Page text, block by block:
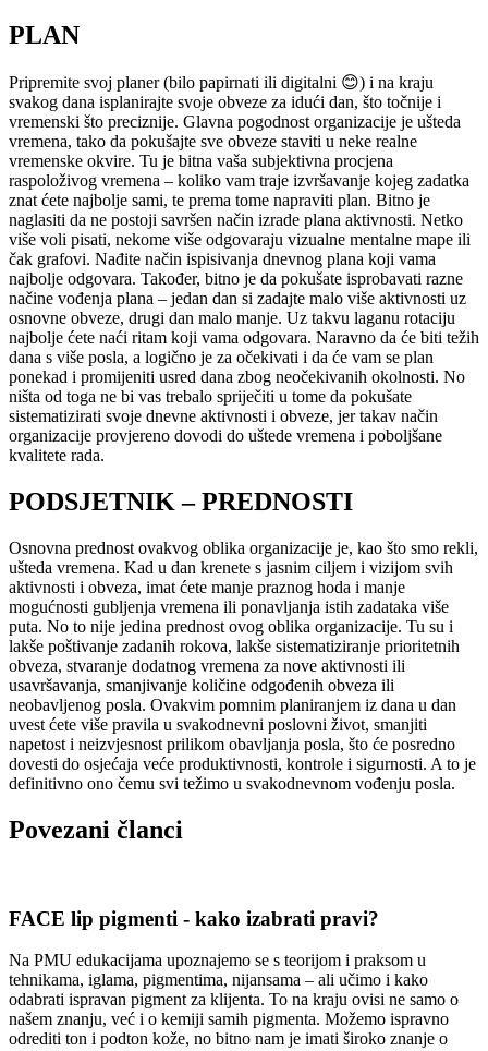
PLAN
Pripremite svoj planer (bilo papirnati ili digitalni 😊) i na kraju
svakog dana isplanirajte svoje obveze za idući dan, što točnije i
vremenski što preciznije. Glavna pogodnost organizacije je ušteda
vremena, tako da pokušajte sve obveze staviti u neke realne
vremenske okvire. Tu je bitna vaša subjektivna procjena
raspoloživog vremena – koliko vam traje izvršavanje kojeg zadatka
znat ćete najbolje sami, te prema tome napraviti plan. Bitno je
naglasiti da ne postoji savršen način izrade plana aktivnosti. Netko
više voli pisati, nekome više odgovaraju vizualne mentalne mape ili
čak grafovi. Nađite način ispisivanja dnevnog plana koji vama
najbolje odgovara. Također, bitno je da pokušate isprobavati razne
načine vođenja plana – jedan dan si zadajte malo više aktivnosti uz
osnovne obveze, drugi dan malo manje. Uz takvu laganu rotaciju
najbolje ćete naći ritam koji vama odgovara. Naravno da će biti težih
dana s više posla, a logično je za očekivati i da će vam se plan
ponekad i promijeniti usred dana zbog neočekivanih okolnosti. No
ništa od toga ne bi vas trebalo spriječiti u tome da pokušate
sistematizirati svoje dnevne aktivnosti i obveze, jer takav način
organizacije provjereno dovodi do uštede vremena i poboljšane
kvalitete rada.
PODSJETNIK – PREDNOSTI
Osnovna prednost ovakvog oblika organizacije je, kao što smo rekli,
ušteda vremena. Kad u dan krenete s jasnim ciljem i vizijom svih
aktivnosti i obveza, imat ćete manje praznog hoda i manje
mogućnosti gubljenja vremena ili ponavljanja istih zadataka više
puta. No to nije jedina prednost ovog oblika organizacije. Tu su i
lakše poštivanje zadanih rokova, lakše sistematiziranje prioritetnih
obveza, stvaranje dodatnog vremena za nove aktivnosti ili
usavršavanja, smanjivanje količine odgođenih obveza ili
neobavljenog posla. Ovakvim pomnim planiranjem iz dana u dan
uvest ćete više pravila u svakodnevni poslovni život, smanjiti
napetost i neizvjesnost prilikom obavljanja posla, što će posredno
dovesti do osjećaja veće produktivnosti, kontrole i sigurnosti. A to je
definitivno ono čemu svi težimo u svakodnevnom vođenju posla.
Povezani članci
FACE lip pigmenti - kako izabrati pravi?
Na PMU edukacijama upoznajemo se s teorijom i praksom u
tehnikama, iglama, pigmentima, nijansama – ali učimo i kako
odabrati ispravan pigment za klijenta. To na kraju ovisi ne samo o
našem znanju, već i o kemiji samih pigmenta. Možemo ispravno
odrediti ton i podton kože, no bitno nam je imati široko znanje o